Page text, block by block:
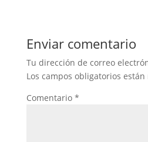
Enviar comentario
Tu dirección de correo
Los campos obligatorios están
Comentario *